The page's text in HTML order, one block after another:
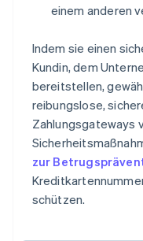
einem anderen
Indem sie einen
Kundin, dem
bereitstellen,
reibungslose,
Zahlungsgateways
zur
schützen.